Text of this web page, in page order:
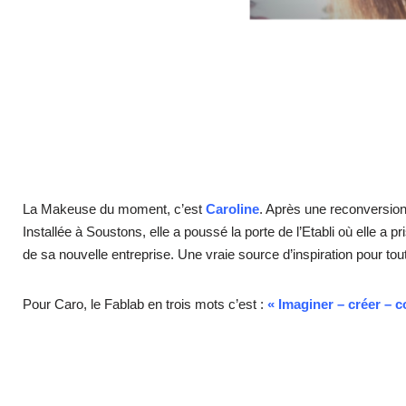
La Makeuse du moment, c’est Caroline. Après une
Installée à Soustons, elle a poussé la porte de l’Etabli où elle a
de sa nouvelle entreprise. Une vraie source d’inspiration pour
Pour Caro, le Fablab en trois mots c’est : « Imaginer – créer –